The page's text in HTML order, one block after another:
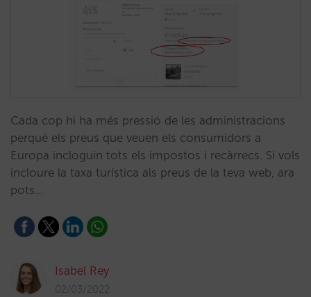
Cada cop hi ha més pressió de les administracions
perquè els preus que veuen els consumidors a
Europa incloguin tots els impostos i recàrrecs. Si vols
incloure la taxa turística als preus de la teva web, ara
pots…
Isabel Rey
02/03/2022